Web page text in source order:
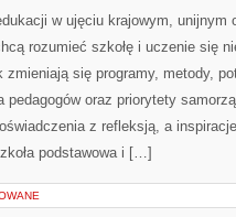
w ujęciu krajowym, unijnym
rozumieć szkołę i uczenie się
się programy, metody,
oraz priorytety
z refleksją, a
podstawowa i […]